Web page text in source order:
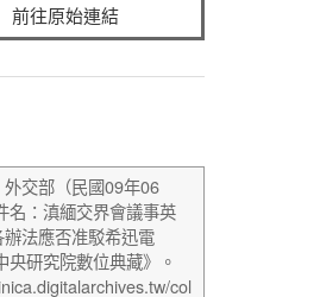
前往原始連結